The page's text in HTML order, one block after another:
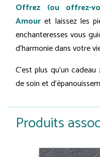
Offrez (ou offrez-
Amour et laissez les
enchanteresses vous
d'harmonie dans votre
C'est plus qu'un
de soin et
Produits